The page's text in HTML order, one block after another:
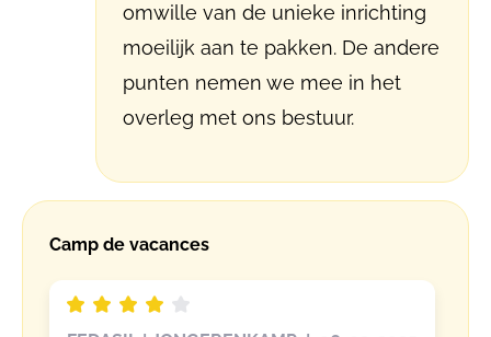
omwille van de unieke inrichting
moeilijk aan te pakken. De andere
punten nemen we mee in het
overleg met ons bestuur.
Camp de vacances